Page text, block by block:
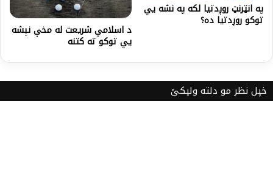
په انټرنټ روږدتیا لکه په نشه یي
توکو روږدتیا ده؟
د اسلامي شريعت له مخې نېشه
يي توكو ته كتنه
خپل نظر مو دلته ولیکئ